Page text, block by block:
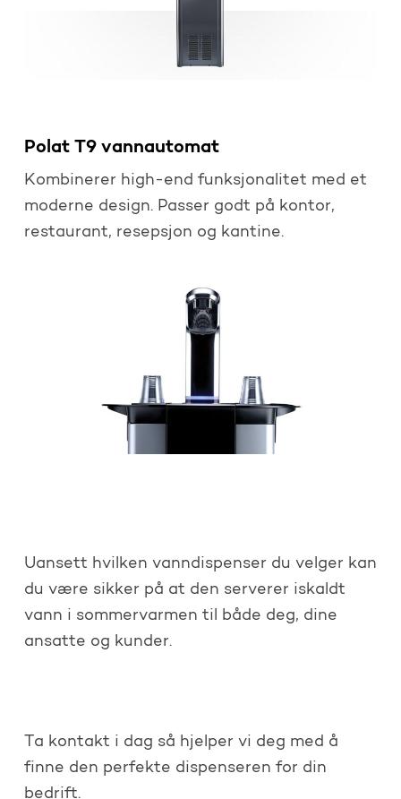
Polat T9 vannautomat
Kombinerer high-end funksjonalitet med et
moderne design. Passer godt på kontor,
restaurant, resepsjon og kantine.
Uansett hvilken vanndispenser du velger kan
du være sikker på at den serverer iskaldt
vann i sommervarmen til både deg, dine
ansatte og kunder.
Ta kontakt i dag så hjelper vi deg med å
finne den perfekte dispenseren for din
bedrift.